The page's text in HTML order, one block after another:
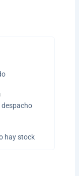
despacho
hay stock